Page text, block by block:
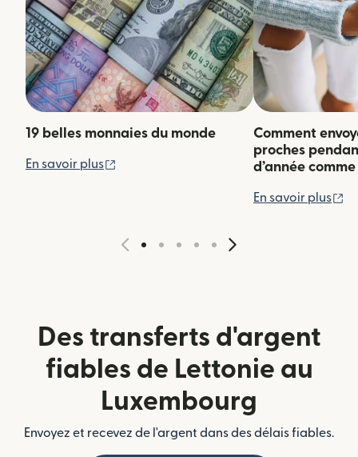
19 belles monnaies du monde
En savoir plus (s'ouvre dans une nouvelle fenêtre)
Comment
proches
d’année
En savoir plus
Des transferts d'argent
fiables de Lettonie au
Luxembourg
Envoyez et recevez de l'argent dans des délais fiables.